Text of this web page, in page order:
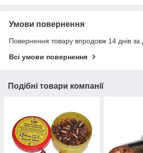
Умови повернення
Повернення товару впродовж 14 днів за
Всі умови повернення
Подібні товари компанії